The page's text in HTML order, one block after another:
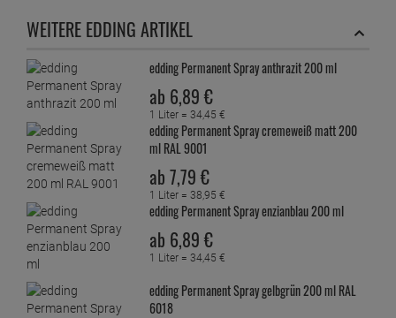
WEITERE EDDING ARTIKEL
edding Permanent Spray anthrazit 200 ml
ab 6,89 €
1 Liter = 34,45 €
edding Permanent Spray cremeweiß matt 200
ml RAL 9001
ab7,79 €
1 Liter = 38,95 €
edding Permanent Spray enzianblau 200 ml
ab 6,89 €
1 Liter = 34,45 €
edding Permanent Spray gelbgrün 200 ml RAL
6018